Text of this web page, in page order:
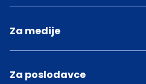
Za medije
Za poslodavce